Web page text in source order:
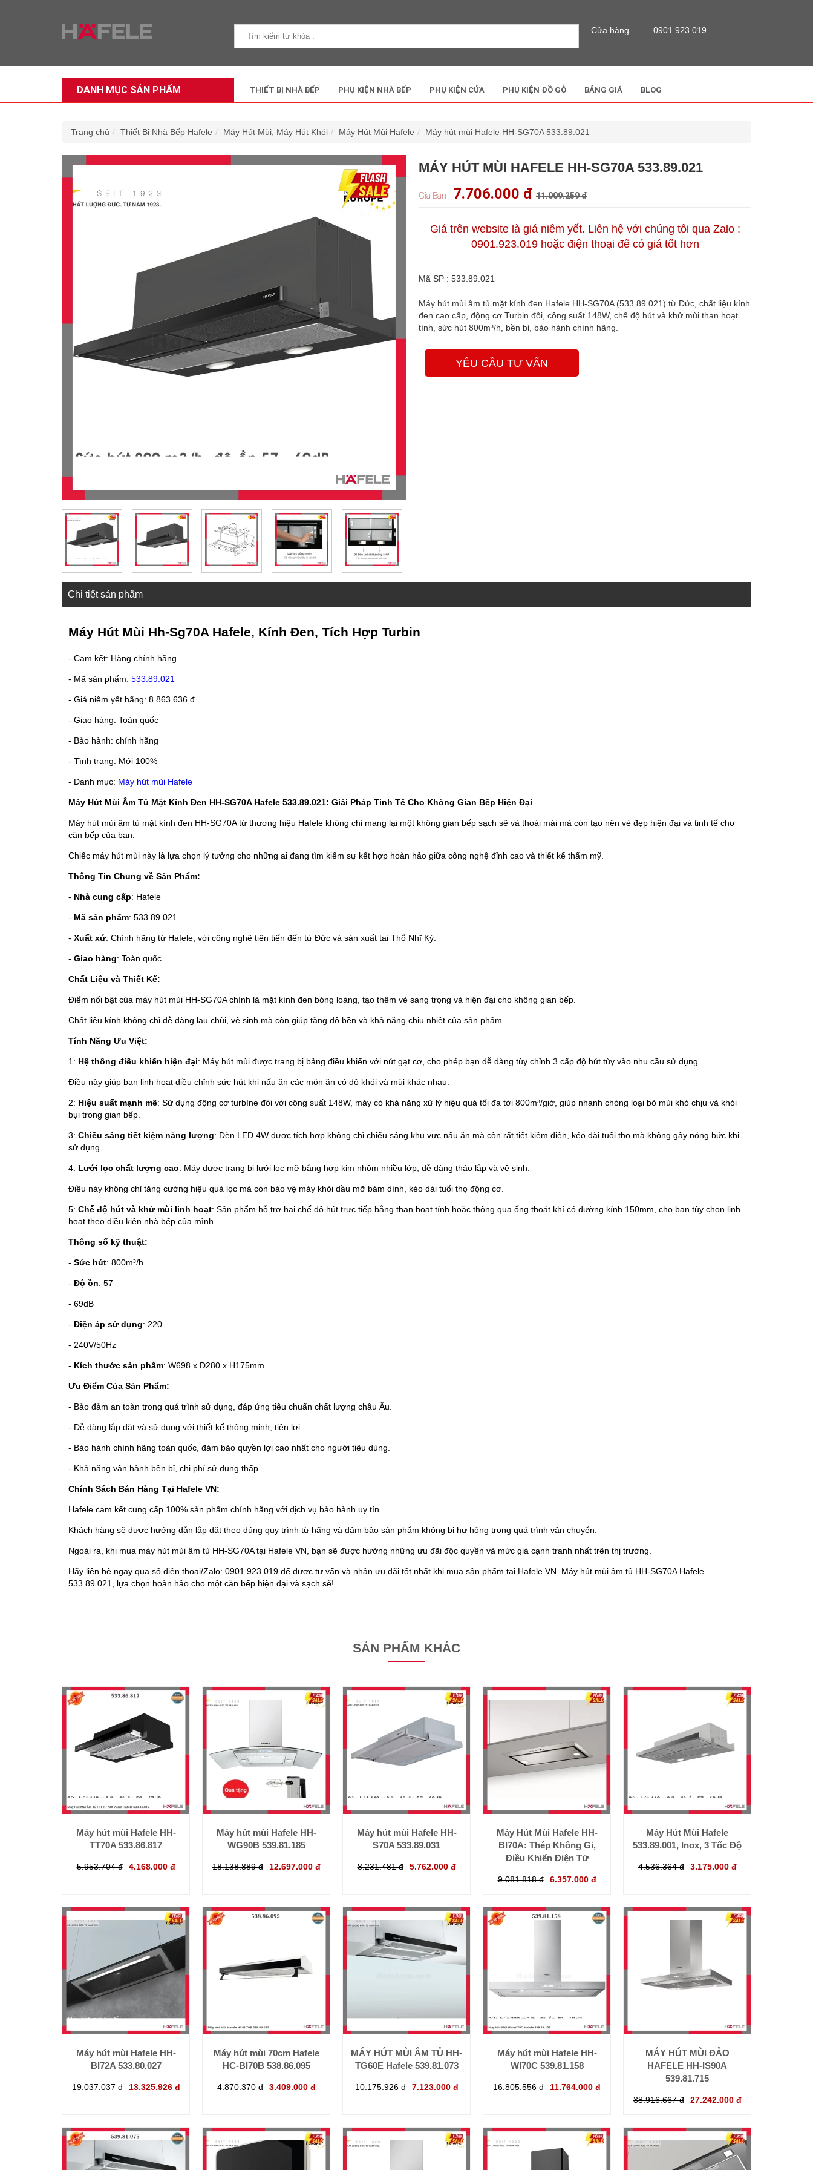
Cửa hàng 0901.923.019
DANH MỤC SẢN PHẨM THIẾT BỊ NHÀ BẾP PHỤ KIỆN NHÀ BẾP PHỤ KIỆN CỬA PHỤ KIỆN ĐỒ GỖ BẢNG GIÁ BLOG
Trang chủ Thiết Bị Nhà Bếp Hafele Máy Hút Mùi, Máy Hút Khói Máy Hút Mùi Hafele Máy hút mùi Hafele HH-SG70A 533.89.021
MÁY HÚT MÙI HAFELE HH-SG70A 533.89.021
Giá Bán : 7.706.000 đ 11.009.259 đ
Giá trên website là giá niêm yết. Liên hệ với chúng tôi qua Zalo :
0901.923.019 hoặc điện thoại để có giá tốt hơn
Mã SP : 533.89.021
Máy hút mùi âm tủ mặt kính đen Hafele HH-SG70A (533.89.021) từ Đức, chất liệu kính
đen cao cấp, động cơ Turbin đôi, công suất 148W, chế độ hút và khử mùi than hoạt
tính, sức hút 800m³/h, bền bỉ, bảo hành chính hãng.
YÊU CẦU TƯ VẤN
Chi tiết sản phẩm
Máy Hút Mùi Hh-Sg70A Hafele, Kính Đen, Tích Hợp Turbin
- Cam kết: Hàng chính hãng
- Mã sản phẩm: 533.89.021
- Giá niêm yết hãng: 8.863.636 đ
- Giao hàng: Toàn quốc
- Bảo hành: chính hãng
- Tình trạng: Mới 100%
- Danh mục: Máy hút mùi Hafele
Máy Hút Mùi Âm Tủ Mặt Kính Đen HH-SG70A Hafele 533.89.021: Giải Pháp Tinh Tế Cho Không Gian Bếp Hiện Đại
Máy hút mùi âm tủ mặt kính đen HH-SG70A từ thương hiệu Hafele không chỉ mang lại một không gian bếp sạch sẽ và thoải mái mà còn tạo nên vẻ đẹp hiện đại và tinh tế cho
căn bếp của bạn.
Chiếc máy hút mùi này là lựa chọn lý tưởng cho những ai đang tìm kiếm sự kết hợp hoàn hảo giữa công nghệ đỉnh cao và thiết kế thẩm mỹ.
Thông Tin Chung về Sản Phẩm:
- Nhà cung cấp: Hafele
- Mã sản phẩm: 533.89.021
- Xuất xứ: Chính hãng từ Hafele, với công nghệ tiên tiến đến từ Đức và sản xuất tại Thổ Nhĩ Kỳ.
- Giao hàng: Toàn quốc
Chất Liệu và Thiết Kế:
Điểm nổi bật của máy hút mùi HH-SG70A chính là mặt kính đen bóng loáng, tạo thêm vẻ sang trọng và hiện đại cho không gian bếp.
Chất liệu kính không chỉ dễ dàng lau chùi, vệ sinh mà còn giúp tăng độ bền và khả năng chịu nhiệt của sản phẩm.
Tính Năng Ưu Việt:
1: Hệ thống điều khiển hiện đại: Máy hút mùi được trang bị bảng điều khiển với nút gạt cơ, cho phép bạn dễ dàng tùy chỉnh 3 cấp độ hút tùy vào nhu cầu sử dụng.
Điều này giúp bạn linh hoạt điều chỉnh sức hút khi nấu ăn các món ăn có độ khói và mùi khác nhau.
2: Hiệu suất mạnh mẽ: Sử dụng động cơ turbìne đôi với công suất 148W, máy có khả năng xử lý hiệu quả tối đa tới 800m³/giờ, giúp nhanh chóng loại bỏ mùi khó chịu và khói
bụi trong gian bếp.
3: Chiếu sáng tiết kiệm năng lượng: Đèn LED 4W được tích hợp không chỉ chiếu sáng khu vực nấu ăn mà còn rất tiết kiệm điện, kéo dài tuổi thọ mà không gây nóng bức khi
sử dụng.
4: Lưới lọc chất lượng cao: Máy được trang bị lưới lọc mỡ bằng hợp kim nhôm nhiều lớp, dễ dàng tháo lắp và vệ sinh.
Điều này không chỉ tăng cường hiệu quả lọc mà còn bảo vệ máy khỏi dầu mỡ bám dính, kéo dài tuổi thọ động cơ.
5: Chế độ hút và khử mùi linh hoạt: Sản phẩm hỗ trợ hai chế độ hút trực tiếp bằng than hoạt tính hoặc thông qua ống thoát khí có đường kính 150mm, cho bạn tùy chọn linh
hoạt theo điều kiện nhà bếp của mình.
Thông số kỹ thuật:
- Sức hút: 800m³/h
- Độ ồn: 57
- 69dB
- Điện áp sử dụng: 220
- 240V/50Hz
- Kích thước sản phẩm: W698 x D280 x H175mm
Ưu Điểm Của Sản Phẩm:
- Bảo đảm an toàn trong quá trình sử dụng, đáp ứng tiêu chuẩn chất lượng châu Âu.
- Dễ dàng lắp đặt và sử dụng với thiết kế thông minh, tiện lợi.
- Bảo hành chính hãng toàn quốc, đảm bảo quyền lợi cao nhất cho người tiêu dùng.
- Khả năng vận hành bền bỉ, chi phí sử dụng thấp.
Chính Sách Bán Hàng Tại Hafele VN:
Hafele cam kết cung cấp 100% sản phẩm chính hãng với dịch vụ bảo hành uy tín.
Khách hàng sẽ được hướng dẫn lắp đặt theo đúng quy trình từ hãng và đảm bảo sản phẩm không bị hư hỏng trong quá trình vận chuyển.
Ngoài ra, khi mua máy hút mùi âm tủ HH-SG70A tại Hafele VN, bạn sẽ được hưởng những ưu đãi độc quyền và mức giá cạnh tranh nhất trên thị trường.
Hãy liên hệ ngay qua số điện thoại/Zalo: 0901.923.019 để được tư vấn và nhận ưu đãi tốt nhất khi mua sản phẩm tại Hafele VN. Máy hút mùi âm tủ HH-SG70A Hafele
533.89.021, lựa chọn hoàn hảo cho một căn bếp hiện đại và sạch sẽ!
SẢN PHẨM KHÁC
Máy hút mùi Hafele HH-
TT70A 533.86.817
5.953.704 đ 4.168.000 đ
Máy hút mùi Hafele HH-
WG90B 539.81.185
18.138.889 đ 12.697.000 đ
Máy hút mùi Hafele HH-
S70A 533.89.031
8.231.481 đ 5.762.000 đ
Máy Hút Mùi Hafele HH-
BI70A: Thép Không Gỉ,
Điều Khiển Điện Tử
9.081.818 đ 6.357.000 đ
Máy Hút Mùi Hafele
533.89.001, Inox, 3 Tốc Độ
4.536.364 đ 3.175.000 đ
Máy hút mùi Hafele HH-
BI72A 533.80.027
19.037.037 đ 13.325.926 đ
Máy hút mùi 70cm Hafele
HC-BI70B 538.86.095
4.870.370 đ 3.409.000 đ
MÁY HÚT MÙI ÂM TỦ HH-
TG60E Hafele 539.81.073
10.175.926 đ 7.123.000 đ
Máy hút mùi Hafele HH-
WI70C 539.81.158
16.805.556 đ 11.764.000 đ
MÁY HÚT MÙI ĐẢO
HAFELE HH-IS90A
539.81.715
38.916.667 đ 27.242.000 đ